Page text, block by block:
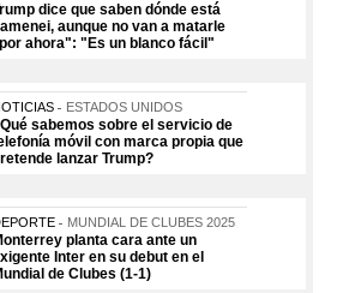
dice que saben dónde está
aunque no van a matarle
ahora": "Es un blanco fácil"
ESTADOS UNIDOS
sabemos sobre el servicio de
móvil con marca propia que
lanzar Trump?
MUNDIAL DE CLUBES 2025
planta cara ante un
Inter en su debut en el
de Clubes (1-1)